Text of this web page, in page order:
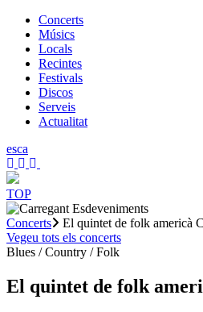
Concerts
Músics
Locals
Recintes
Festivals
Discos
Serveis
Actualitat
esca
TOP
Concerts
El quintet de folk americà
Vegeu tots els concerts
Blues / Country / Folk
El quintet de folk